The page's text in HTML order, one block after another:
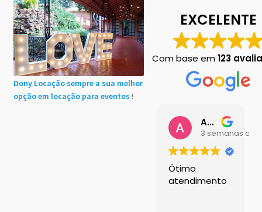
Cadastro de Clientes
Carrinho
Chácaras em Botucatu
Contact
Dony Locação sempre a sua melhor
opção em locação para eventos !
EXCELENTE
Com base em123
Ana Buttini
3 semanas
Ótimo
atendimento